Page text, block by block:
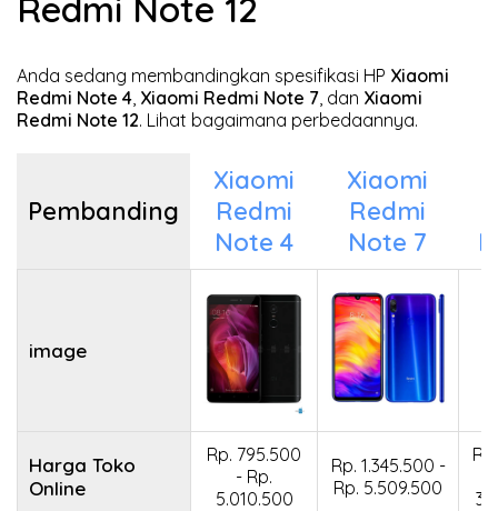
Redmi Note 12
Anda sedang membandingkan spesifikasi HP Xiaomi
Redmi Note 4, Xiaomi Redmi Note 7, dan Xiaomi
Redmi Note 12. Lihat bagaimana perbedaannya.
Pembanding
Xiaomi
Redmi
Note 4
Xiaomi
Redmi
Note 7
image
Harga Toko
Online
Rp. 795.500
- Rp.
5.010.500
Rp. 1.345.500 -
Rp. 5.509.500